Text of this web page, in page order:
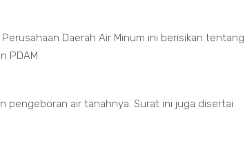
Daerah Air Minum ini berisikan tentang
PDAM.
pengeboran air tanahnya. Surat ini juga disertai